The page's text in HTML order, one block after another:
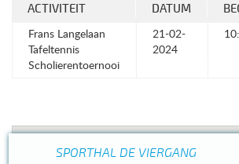
ACTIVITEIT DATUM
Frans Langelaan
Tafeltennis
Scholierentoernooi
21-02-
2024
SPORTHAL DE VIERGANG